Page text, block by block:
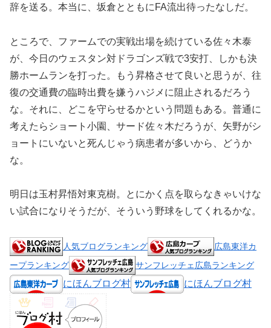
辞を送る。本当に、坂倉とともにFA流出待ったなしだ。
ところで、ファームでの実戦出場を続けている佐々木泰
が、今日のウェスタン対ドラゴンズ戦で3安打、しかも決
勝ホームランを打った。もう昇格させて良いと思うが、往
復の交通費の臨時出費を嫌うハジメに阻止されるだろう
な。それに、どこを守らせるかという問題もある。普通に
考えたらショート小園、サード佐々木だろうが、矢野がシ
ョートにいないと死んじゃう病患者が多いから、どうか
な。
明日は玉村昇悟対東克樹。とにかく点を取らなきゃいけな
い試合になりそうだが、そういう野球をしてくれるかな。
人気ブログランキング
広島東洋カ
ープランキング
サンフレッチェ広島ランキング
にほんブログ村 にほんブログ村